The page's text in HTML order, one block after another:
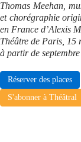
Thomas Meehan,
et chorégraphie
en France d’Alexis
Théâtre de Paris, 15
à partir de
Réserver des places
S'abonner à Théâtral